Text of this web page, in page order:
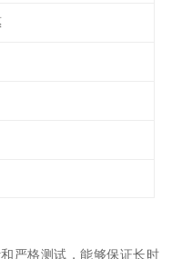
严格测试，能够保证长时